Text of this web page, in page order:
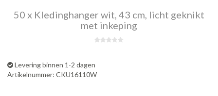
50 x Kledinghanger wit, 43 cm, licht geknikt
met inkeping
Levering binnen 1-2 dagen
Artikelnummer: CKU16110W